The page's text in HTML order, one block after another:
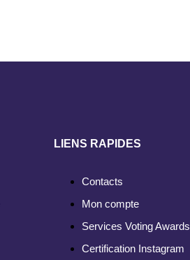
LIENS RAPIDES
Contacts
Mon compte
Services Voting Awards
Certification Instagram